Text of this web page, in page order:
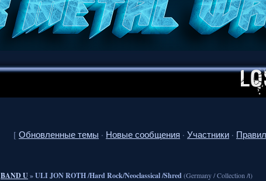
[ Обновленные темы · Новые сообщения · Участники ·
BAND U»ULI JON ROTH /Hard Rock/Neoclassical /Shred(Germany / Collection /t)